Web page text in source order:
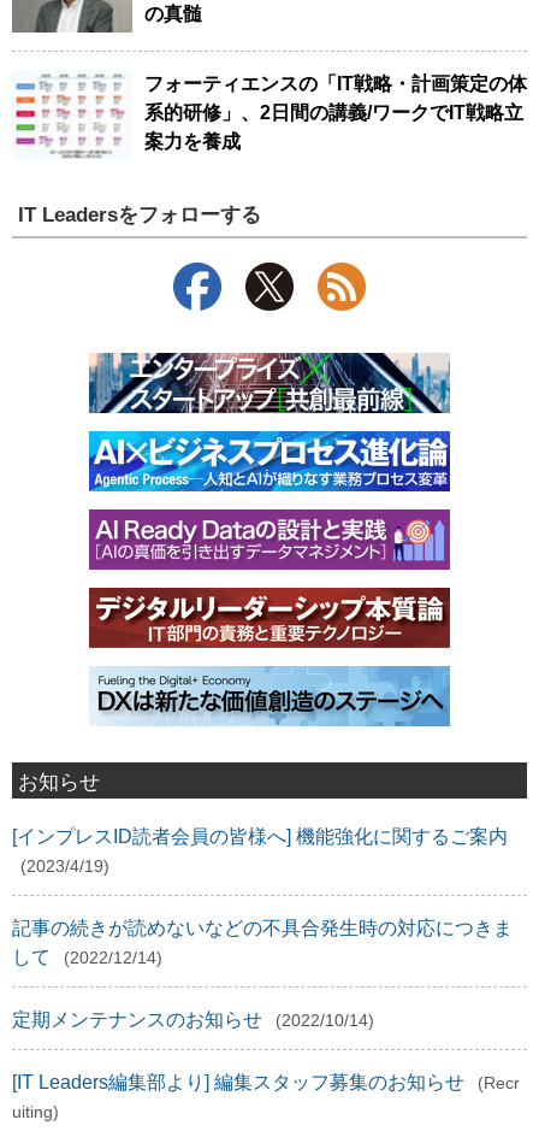
の真髄
フォーティエンスの「IT戦略・計画策定の体
系的研修」、2日間の講義/ワークでIT戦略立
案力を養成
IT Leadersをフォローする
お知らせ
[インプレスID読者会員の皆様へ] 機能強化に関するご案内
(2023/4/19)
記事の続きが読めないなどの不具合発生時の対応につきま
して
(2022/12/14)
定期メンテナンスのお知らせ (2022/10/14)
[IT Leaders編集部より] 編集スタッフ募集のお知らせ
(Recr
uiting)